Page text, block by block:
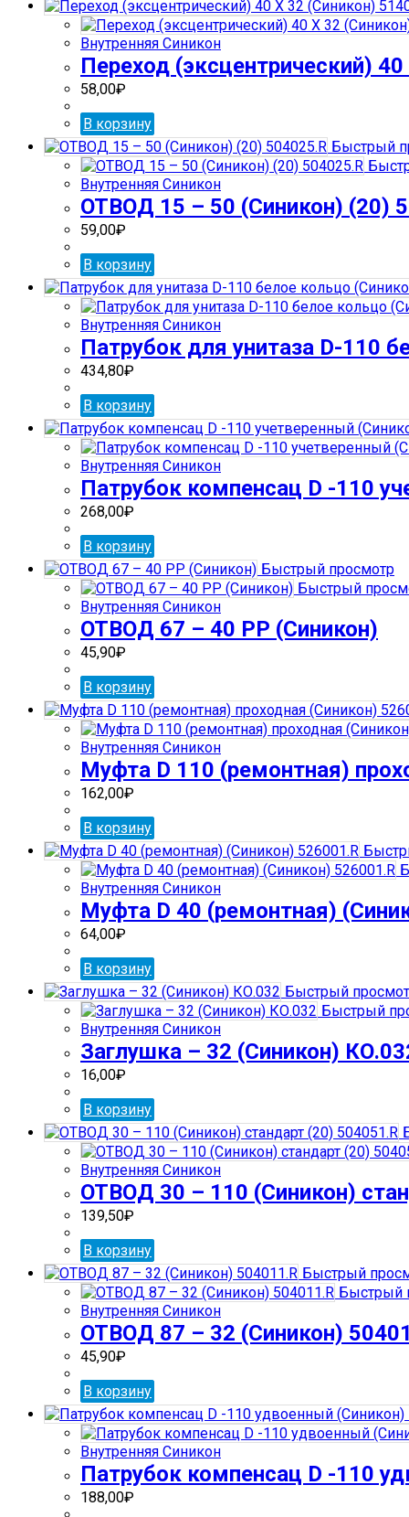
Внутренняя Синикон
Переход (эксцентрический)
58,00₽
В корзину
Быстрый
Внутренняя Синикон
ОТВОД 15 – 50 (Синикон) (20)
59,00₽
В корзину
Внутренняя Синикон
Патрубок для унитаза D-110
434,80₽
В корзину
Внутренняя Синикон
Патрубок компенсац D -110
268,00₽
В корзину
Быстрый просмотр
Быстрый
Внутренняя Синикон
ОТВОД 67 – 40 РР (Синикон)
45,90₽
В корзину
Внутренняя Синикон
Муфта D 110 (ремонтная)
162,00₽
В корзину
Внутренняя Синикон
Муфта D 40 (ремонтная)
64,00₽
В корзину
Быстрый
Быстрый
Внутренняя Синикон
Заглушка – 32 (Синикон)
16,00₽
В корзину
Внутренняя Синикон
ОТВОД 30 – 110 (Синикон)
139,50₽
В корзину
Быстрый
Быстрый
Внутренняя Синикон
ОТВОД 87 – 32 (Синикон)
45,90₽
В корзину
Внутренняя Синикон
Патрубок компенсац D -110
188,00₽